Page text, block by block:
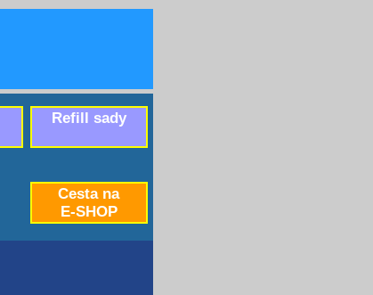
Refill sady
Cesta na
E-SHOP